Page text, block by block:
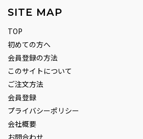
SITE MAP
TOP
初めての方へ
会員登録の方法
このサイトについて
ご注文方法
会員登録
プライバシーポリシー
会社概要
お問合わせ